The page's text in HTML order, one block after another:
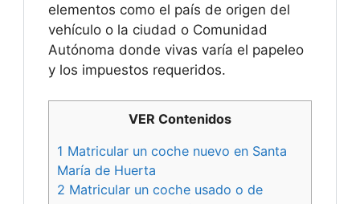
elementos como el país de origen del
vehículo o la ciudad o Comunidad
Autónoma donde vivas varía el papeleo
y los impuestos requeridos.
VER Contenidos
1 Matricular un coche nuevo en Santa
María de Huerta
2 Matricular un coche usado o de